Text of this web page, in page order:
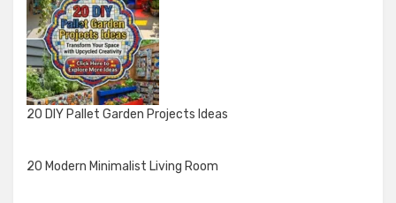
20 DIY Pallet Garden Projects Ideas
20 Modern Minimalist Living Room